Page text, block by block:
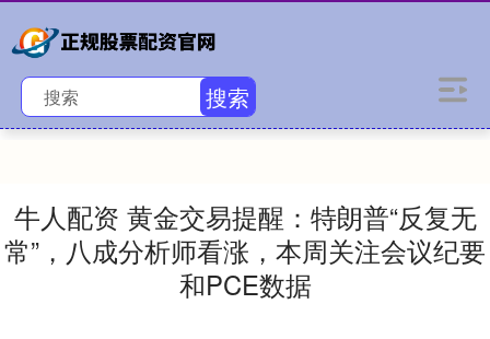
搜索
牛人配资 黄金交易提醒：特朗普“反复无
常”，八成分析师看涨，本周关注会议纪要
和PCE数据